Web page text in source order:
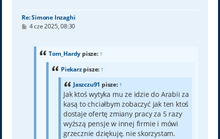
Re: Simone Inzaghi
P4 cze 2025, 08:30
Tom_Hardy pisze: ↑
Piekarzpisze: ↑
Jaszczu91 pisze: ↑
Jak ktoś wytyka mu ze idzie do Arabii za
kasą to chciałbym zobaczyć jak ten ktoś
dostaje ofertę zmiany pracy za 5 razy
wyższą pensje w innej firmie i mówi
grzecznie dziękuję, nie skorzystam.